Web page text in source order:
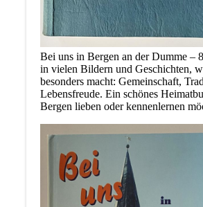
Bei uns in Bergen an der Dumme –
in vielen Bildern und Geschichten,
besonders macht: Gemeinschaft,
Lebensfreude. Ein schönes
Bergen lieben oder kennenlernen